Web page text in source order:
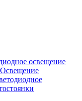
освещение
Освещение